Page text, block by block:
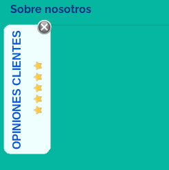
Sobre nosotros
OPINIONES CLIENTES